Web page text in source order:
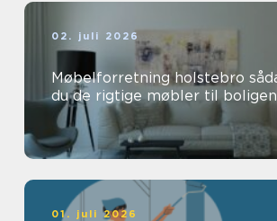
02. juli 2026
Møbelforretning holstebro sådan vælger
du de rigtige møbler til boligen
01. juli 2026